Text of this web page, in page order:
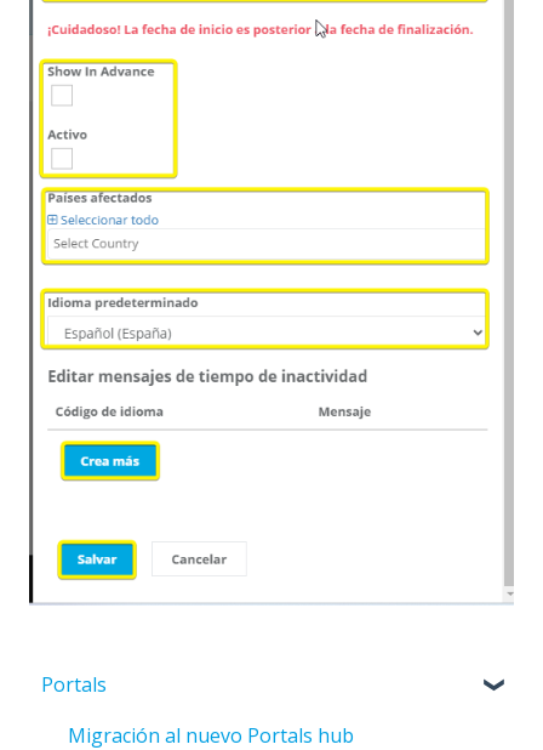
Portals
Migración al nuevo Portals hub